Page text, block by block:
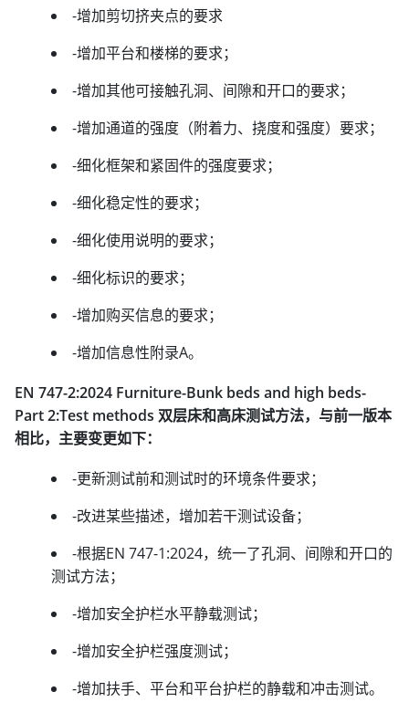
-增加剪切挤夹点的要求
-增加平台和楼梯的要求；
-增加其他可接触孔洞、间隙和开口的要求；
-增加通道的强度（附着力、挠度和强度）要求；
-细化框架和紧固件的强度要求；
-细化稳定性的要求；
-细化使用说明的要求；
-细化标识的要求；
-增加购买信息的要求；
-增加信息性附录A。
EN 747-2:2024 Furniture-Bunk beds and high beds-
Part 2:Test methods 双层床和高床测试方法，与前一版本
相比，主要变更如下：
-更新测试前和测试时的环境条件要求；
-改进某些描述，增加若干测试设备；
-根据EN 747-1:2024，统一了孔洞、间隙和开口的
测试方法；
-增加安全护栏水平静载测试；
-增加安全护栏强度测试；
-增加扶手、平台和平台护栏的静载和冲击测试。